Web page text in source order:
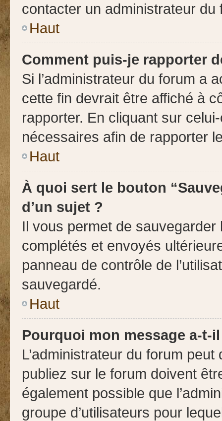
contacter un administrateur du
Haut
Comment puis-je rapporter
Si l’administrateur du forum a
cette fin devrait être affiché à
rapporter. En cliquant sur
nécessaires afin de rapporter
Haut
À quoi sert le bouton
d’un sujet ?
Il vous permet de
complétés et envoyés
panneau de contrôle de
sauvegardé.
Haut
Pourquoi mon message a-t-
L’administrateur du forum
publiez sur le forum doivent
également possible que
groupe d’utilisateurs pour